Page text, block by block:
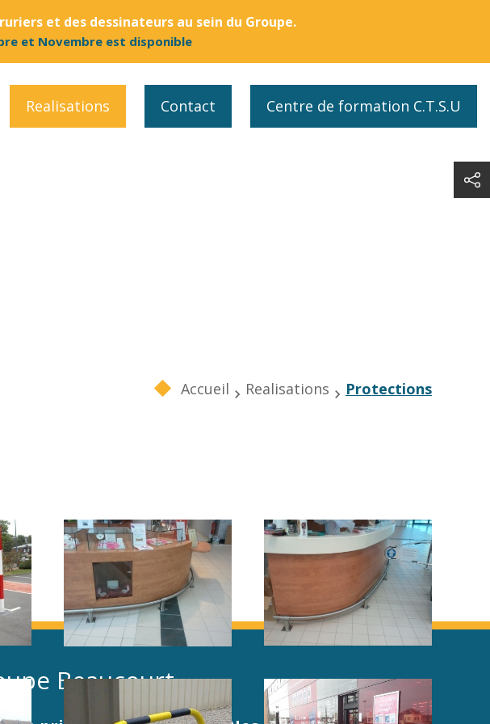
et des dessinateurs au sein du Groupe.
et Novembre est disponible
Realisations Contact Centre de formation C.T.S.U
Accueil Realisations Protections
Beaucourt